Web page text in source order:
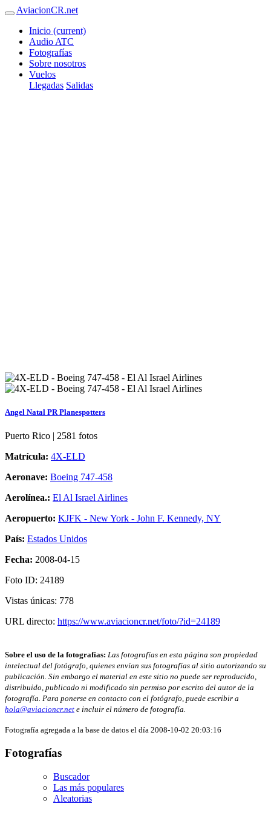
AviacionCR.net
Inicio (current)
Audio ATC
Fotografías
Sobre nosotros
Vuelos
Llegadas Salidas
Angel Natal PR Planespotters
Puerto Rico | 2581 fotos
Matrícula: 4X-ELD
Aeronave: Boeing 747-458
Aerolínea.: El Al Israel Airlines
Aeropuerto: KJFK - New York - John F. Kennedy, NY
País: Estados Unidos
Fecha: 2008-04-15
Foto ID: 24189
Vistas únicas: 778
URL directo: https://www.aviacioncr.net/foto/?id=24189
Sobre el uso de la fotografías: Las fotografías en esta página son propiedad
intelectual del fotógrafo, quienes envían sus fotografías al sitio autorizando su
publicación. Sin embargo el material en este sitio no puede ser reproducido,
distribuido, publicado ni modificado sin permiso por escrito del autor de la
fotografía. Para ponerse en contacto con el fotógrafo, puede escribir a
hola@aviacioncr.net e incluir el número de fotografía.
Fotografía agregada a la base de datos el día 2008-10-02 20:03:16
Fotografías
Buscador
Las más populares
Aleatorias